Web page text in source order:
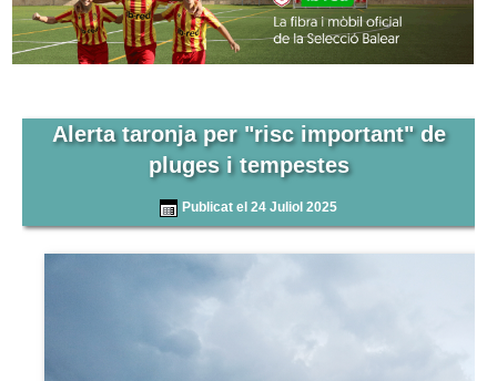
Alerta taronja per "risc important" de
pluges i tempestes
Publicat el 24 Juliol 2025